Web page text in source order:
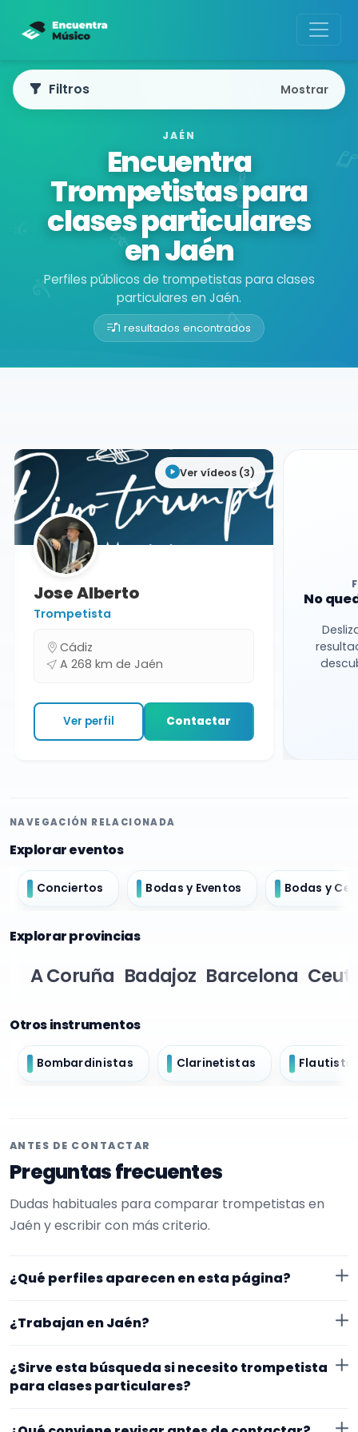
JAÉN
Encuentra
Trompetistas para
clases particulares
en Jaén
Perfiles públicos de trompetistas para clases
particulares en Jaén.
1 resultados encontrados
Buscador de músicos
Filtros Mostrar
Ver vídeos (3)
Jose Alberto
Trompetista
Cádiz
A 268 km de Jaén
Ver perfil Contactar
No
NAVEGACIÓN RELACIONADA
Explorar eventos
Conciertos Bodas y Eventos Bodas y
Explorar provincias
A Coruña Badajoz Barcelona
Otros instrumentos
Bombardinistas Clarinetistas
ANTES DE CONTACTAR
Preguntas frecuentes
Dudas habituales para comparar trompetistas en
Jaén y escribir con más criterio.
¿Qué perfiles aparecen en esta página?
EncuentraMúsico. La selección está filtrada por
experiencia o disponibilidad para clases particulares.
Además, la página se centra en perfiles que trabajan
¿Trabajan en Jaén?
en Jaén. Aun así, conviene confirmar lugar exacto,
cerrar nada.
¿Sirve esta búsqueda si necesito trompetista
para clases particulares?